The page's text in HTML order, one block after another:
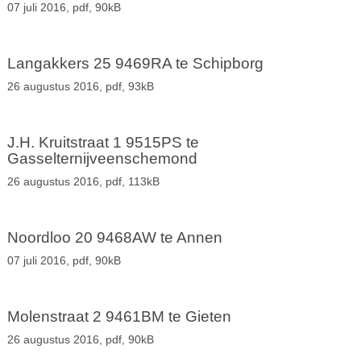
07 juli 2016, pdf, 90kB
Langakkers 25 9469RA te Schipborg
26 augustus 2016, pdf, 93kB
J.H. Kruitstraat 1 9515PS te
Gasselternijveenschemond
26 augustus 2016, pdf, 113kB
Noordloo 20 9468AW te Annen
07 juli 2016, pdf, 90kB
Molenstraat 2 9461BM te Gieten
26 augustus 2016, pdf, 90kB